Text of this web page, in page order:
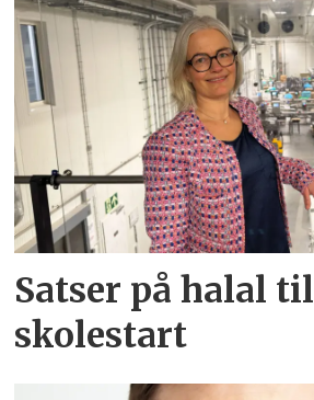
Satser på halal til
skolestart